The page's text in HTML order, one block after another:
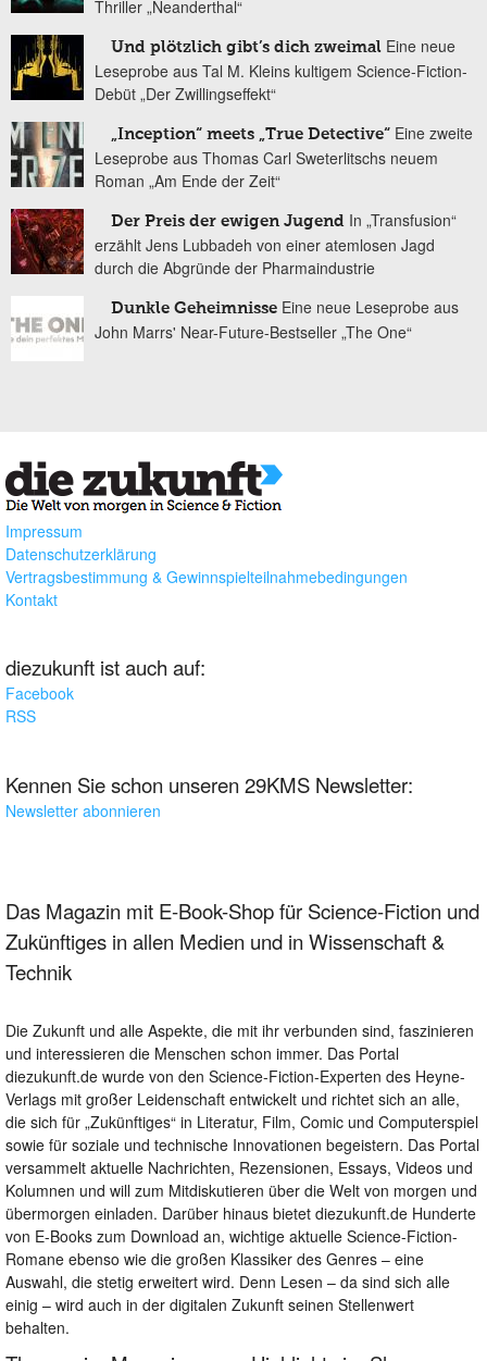
Thriller „Neanderthal“
Und plötzlich gibt’s dich zweimal Eine neue
Leseprobe aus Tal M. Kleins kultigem Science-Fiction-
Debüt „Der Zwillingseffekt“
„Inception“ meets „True Detective“ Eine zweite
Leseprobe aus Thomas Carl Sweterlitschs neuem
Roman „Am Ende der Zeit“
Der Preis der ewigen Jugend In „Transfusion“
erzählt Jens Lubbadeh von einer atemlosen Jagd
durch die Abgründe der Pharmaindustrie
Dunkle Geheimnisse Eine neue Leseprobe aus
John Marrs' Near-Future-Bestseller „The One“
Impressum
Datenschutzerklärung
Vertragsbestimmung & Gewinnspielteilnahmebedingungen
Kontakt
diezukunft ist auch auf:
Facebook
RSS
Kennen Sie schon unseren 29KMS Newsletter:
Newsletter abonnieren
Das Magazin mit E-Book-Shop für Science-Fiction und
Zukünftiges in allen Medien und in Wissenschaft &
Technik
Die Zukunft und alle Aspekte, die mit ihr verbunden sind, faszinieren
und interessieren die Menschen schon immer. Das Portal
diezukunft.de wurde von den Science-Fiction-Experten des Heyne-
Verlags mit großer Leidenschaft entwickelt und richtet sich an alle,
die sich für „Zukünftiges“ in Literatur, Film, Comic und Computerspiel
sowie für soziale und technische Innovationen begeistern. Das Portal
versammelt aktuelle Nachrichten, Rezensionen, Essays, Videos und
Kolumnen und will zum Mitdiskutieren über die Welt von morgen und
übermorgen einladen. Darüber hinaus bietet diezukunft.de Hunderte
von E-Books zum Download an, wichtige aktuelle Science-Fiction-
Romane ebenso wie die großen Klassiker des Genres – eine
Auswahl, die stetig erweitert wird. Denn Lesen – da sind sich alle
einig – wird auch in der digitalen Zukunft seinen Stellenwert
behalten.